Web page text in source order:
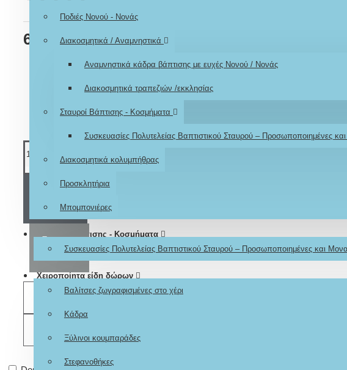
Ποδιές Νονού - Νονάς
Διακοσμητικά / Αναμνηστικά
Αναμνηστικά κάδρα βάπτισης με ευχές Νονού / Νονάς
Διακοσμητικά τραπεζιών /εκκλησίας
Σταυροί Βάπτισης - Κοσμήματα
Συσκευασίες Πολυτελείας Βαπτιστικού Σταυρού – Προσωποποιημένες
Διακοσμητικά κολυμπήθρας
Προσκλητήρια
Μπομπονιέρες
Σταυροί Βάπτισης - Κοσμήματα
Συσκευασίες Πολυτελείας Βαπτιστικού Σταυρού – Προσωποποιημένες και
Χειροποίητα είδη δώρων
Βαλίτσες ζωγραφισμένες στο χέρι
Κάδρα
Ξύλινοι κουμπαράδες
Στεφανοθήκες
69,00€
ΚΑΛΆΘΙ
ΕΠΙΘΥΜΗΤΌ